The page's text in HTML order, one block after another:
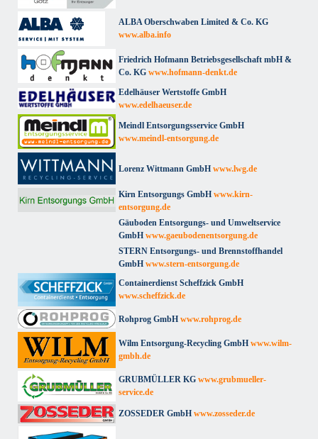
ALBA Oberschwaben Limited & Co. KG
www.alba.info
Friedrich Hofmann Betriebsgesellschaft mbH &
Co. KG www.hofmann-denkt.de
Edelhäuser Wertstoffe GmbH
www.edelhaeuser.de
Meindl Entsorgungsservice GmbH
www.meindl-entsorgung.de
Lorenz Wittmann GmbH www.lwg.de
Kirn Entsorgungs GmbH www.kirn-
entsorgung.de
Gäuboden Entsorgungs- und Umweltservice
GmbH www.gaeubodenentsorgung.de
STERN Entsorgungs- und Brennstoffhandel
GmbH www.stern-entsorgung.de
Containerdienst Scheffzick GmbH
www.scheffzick.de
Rohprog GmbH www.rohprog.de
Wilm Entsorgung-Recycling GmbH www.wilm-
gmbh.de
GRUBMÜLLER KG www.grubmueller-
service.de
ZOSSEDER GmbH www.zosseder.de